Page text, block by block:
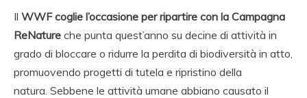
Il WWF coglie l’occasione per ripartire con la Campagna
ReNature che punta quest’anno su decine di attività in
grado di bloccare o ridurre la perdita di biodiversità in atto,
promuovendo progetti di tutela e ripristino della
natura. Sebbene le attività umane abbiano causato il